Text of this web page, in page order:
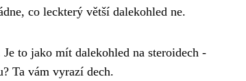
co leckterý větší dalekohled ne.
Je to jako mít dalekohled na steroidech -
Ta vám vyrazí dech.